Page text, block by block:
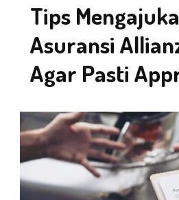
Tips
Asuransi
Agar Pasti